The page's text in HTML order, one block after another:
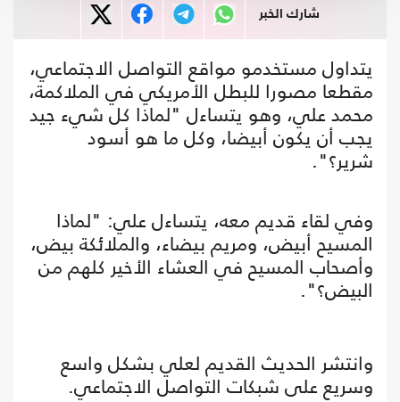
شارك الخبر
يتداول مستخدمو مواقع التواصل الاجتماعي،
مقطعا مصورا للبطل الأمريكي في الملاكمة،
محمد علي، وهو يتساءل "لماذا كل شيء جيد
يجب أن يكون أبيضا، وكل ما هو أسود
شرير؟".
وفي لقاء قديم معه، يتساءل علي: "لماذا
المسيح أبيض، ومريم بيضاء، والملائكة بيض،
وأصحاب المسيح في العشاء الأخير كلهم من
البيض؟".
وانتشر الحديث القديم لعلي بشكل واسع
وسريع على شبكات التواصل الاجتماعي.